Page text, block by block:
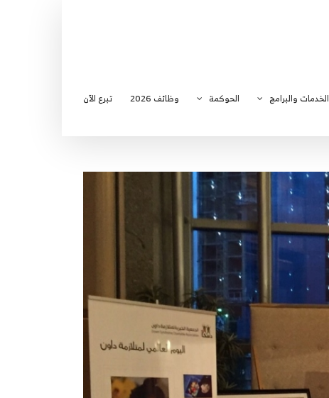
الخدمات والبرامج الحوكمة وظائف 2026 تبرع الآن